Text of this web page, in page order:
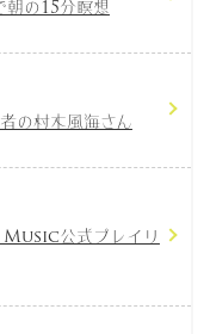
朝の15分瞑想
の村木風海さん
公式プレイリ